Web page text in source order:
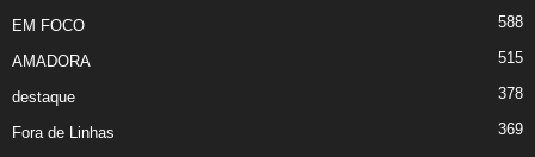
EM FOCO 588
AMADORA 515
destaque 378
Fora de Linhas 369